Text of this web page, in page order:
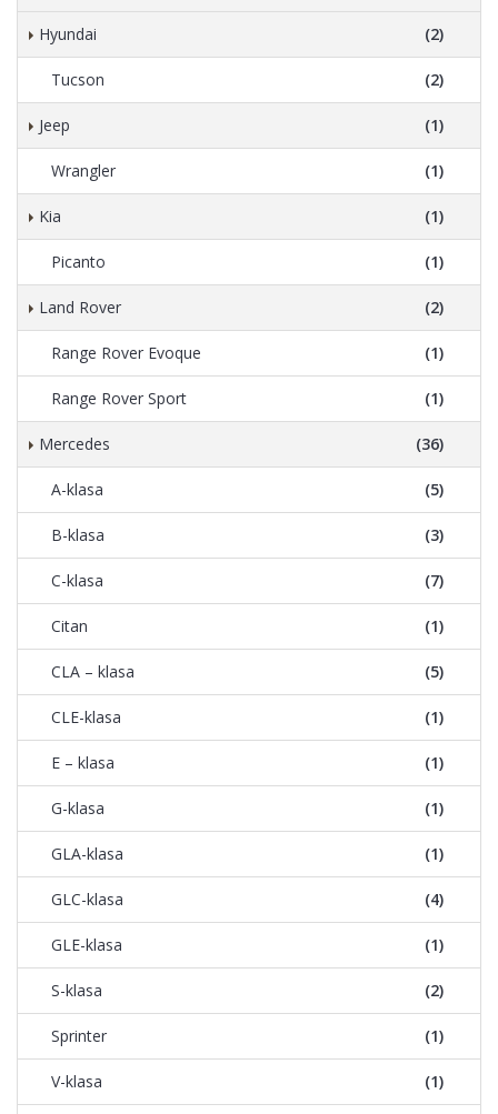
Hyundai (2)
Tucson (2)
Jeep (1)
Wrangler (1)
Kia (1)
Picanto (1)
Land Rover (2)
Range Rover Evoque (1)
Range Rover Sport (1)
Mercedes (36)
A-klasa (5)
B-klasa (3)
C-klasa (7)
Citan (1)
CLA – klasa (5)
CLE-klasa (1)
E – klasa (1)
G-klasa (1)
GLA-klasa (1)
GLC-klasa (4)
GLE-klasa (1)
S-klasa (2)
Sprinter (1)
V-klasa (1)